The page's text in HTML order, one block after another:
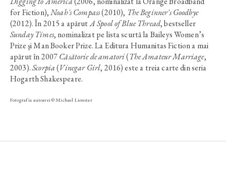
for Fiction),Noah's Compass(2010), The Beginner's Goodbye
(2012). În 2015 a apărutA Spool of Blue Thread, bestseller
Sunday Times, nominalizat pe lista scurtă la Baileys Women’s
Prize şi Man Booker Prize. La Editura Humanitas Fiction a mai
apărut în 2007Căsătorie de amatori(The Amateur Marriage,
2003).Scorpia(Vinegar Girl, 2016) este a treia carte din seria
Hogarth Shakespeare.
Fotografia autoarei © Michael Lionstar